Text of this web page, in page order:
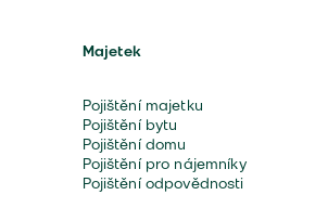
Majetek
Pojištění majetku
Pojištění bytu
Pojištění domu
Pojištění pro nájemníky
Pojištění odpovědnosti